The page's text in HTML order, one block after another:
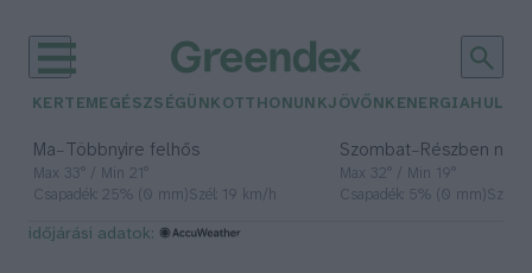
KERTEM EGÉSZSÉGÜNK OTTHONUNKJÖVŐNK ENERGIA
Ma– Többnyire felhős
Max 33° / Min 21°
Csapadék: 25% (0 mm)Szél: 19 km/h
Szombat– Részben
Max 32° / Min 19°
Csapadék: 5% (0 mm)Szél:
időjárási adatok: